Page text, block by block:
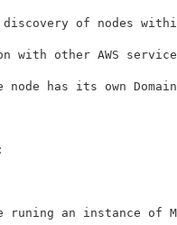
of nodes
other AWS services
node has its own
runing an instance of